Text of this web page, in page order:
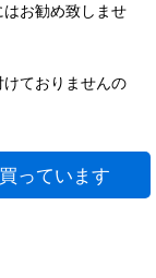
お勧め致しませ
ておりませんの
っています